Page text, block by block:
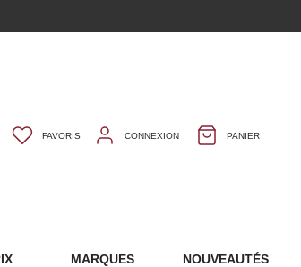
FAVORIS CONNEXION PANIER
MARQUES NOUVEAUTÉS